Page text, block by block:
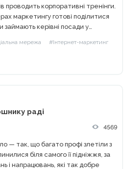
проводить корпоративні тренінги.
маркетингу готові поділитися
керівні посади у
розумієте, що зараз триває...
мережа #Інтернет-маркетинг
раді
4569
— так, що багато профі злетіли з
біля самого її підніжжя, за
і напрацювань, які так добре